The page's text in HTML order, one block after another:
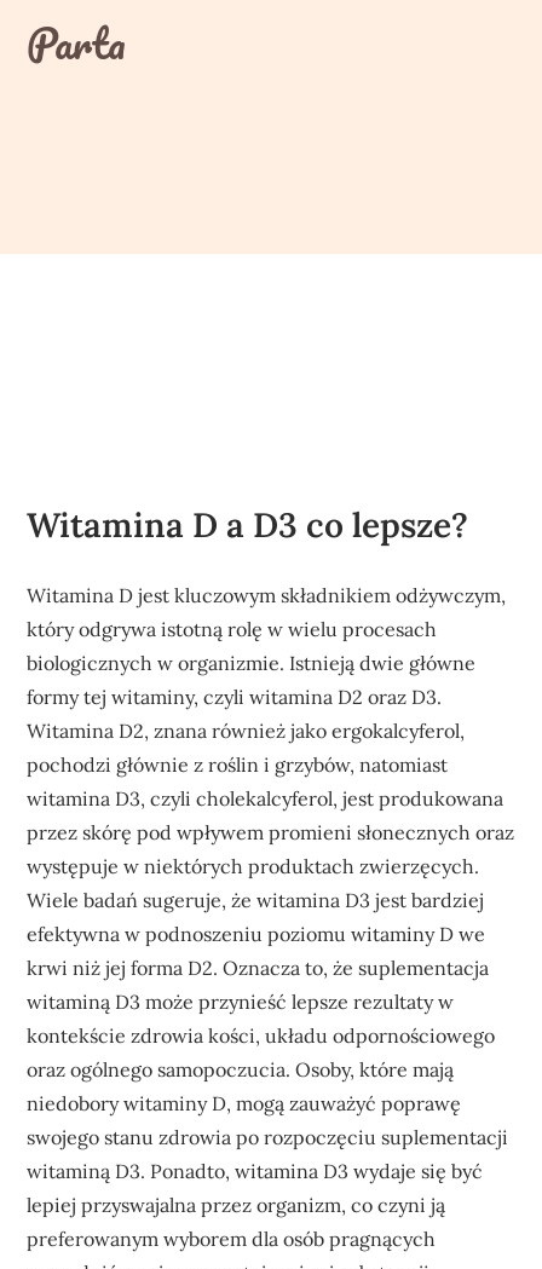
contentParta
Witamina D a D3 co lepsze?
Witamina D jest kluczowym składnikiem odżywczym,
który odgrywa istotną rolę w wielu procesach
biologicznych w organizmie. Istnieją dwie główne
formy tej witaminy, czyli witamina D2 oraz D3.
Witamina D2, znana również jako ergokalcyferol,
pochodzi głównie z roślin i grzybów, natomiast
witamina D3, czyli cholekalcyferol, jest produkowana
przez skórę pod wpływem promieni słonecznych oraz
występuje w niektórych produktach zwierzęcych.
Wiele badań sugeruje, że witamina D3 jest bardziej
efektywna w podnoszeniu poziomu witaminy D we
krwi niż jej forma D2. Oznacza to, że suplementacja
witaminą D3 może przynieść lepsze rezultaty w
kontekście zdrowia kości, układu odpornościowego
oraz ogólnego samopoczucia. Osoby, które mają
niedobory witaminy D, mogą zauważyć poprawę
swojego stanu zdrowia po rozpoczęciu suplementacji
witaminą D3. Ponadto, witamina D3 wydaje się być
lepiej przyswajalna przez organizm, co czyni ją
preferowanym wyborem dla osób pragnących